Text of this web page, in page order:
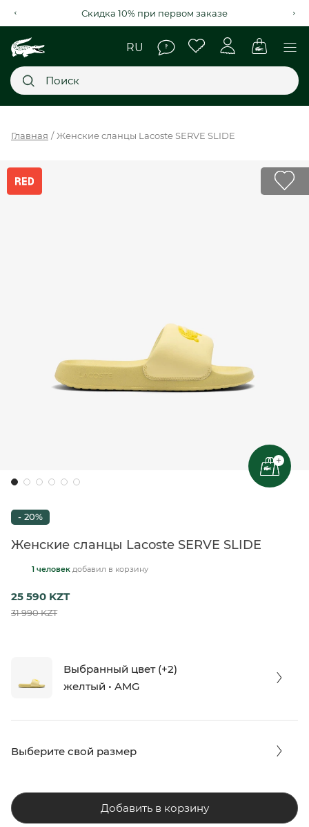
Скидка 10% при первом заказе
НОВИНКИ
SALE
Главная Женские сланцы Lacoste SERVE SLIDE
+
- 20%
Женские сланцы Lacoste SERVE SLIDE
1 человек добавил в корзину
25 590 KZT
31 990 KZT
Выбранный цвет (+2)
желтый • AMG
Выберите свой размер
Добавить в корзину